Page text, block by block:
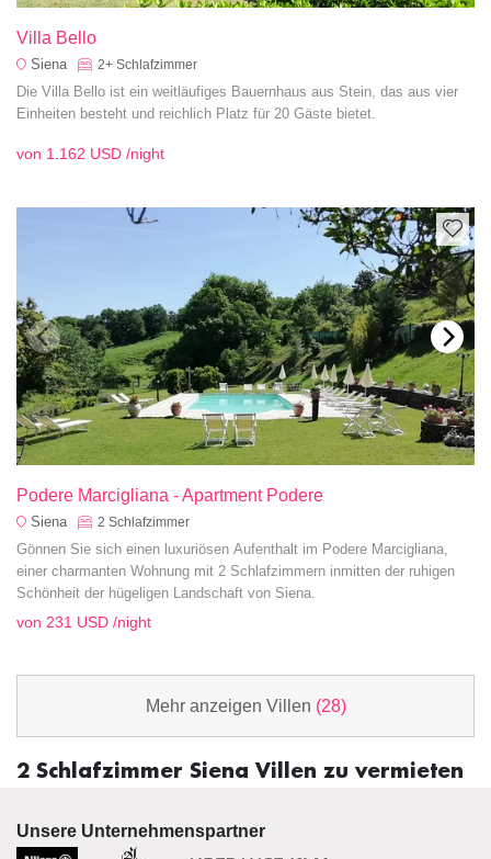
Villa Bello
Siena 2+ Schlafzimmer
Die Villa Bello ist ein weitläufiges Bauernhaus aus Stein, das aus vier
Einheiten besteht und reichlich Platz für 20 Gäste bietet.
von 1.162 USD /night
Podere Marcigliana - Apartment Podere
Siena 2 Schlafzimmer
Gönnen Sie sich einen luxuriösen Aufenthalt im Podere Marcigliana,
einer charmanten Wohnung mit 2 Schlafzimmern inmitten der ruhigen
Schönheit der hügeligen Landschaft von Siena.
von 231 USD /night
Mehr anzeigen Villen (28)
2 Schlafzimmer Siena Villen zu vermieten
Unsere Unternehmenspartner